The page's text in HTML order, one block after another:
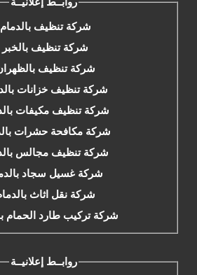
شركة تنظيف بالدمام
شركة تنظيف بالخبر
شركة تنظيف
شركة تنظيف خزانات
شركة تنظيف مكيفات
شركة مكافحة حشرات
شركة تنظيف مجالس
شركة غسيل سجاد
شركة نقل اثاث
شركة تركيب طارد الحمام
روابــط إعلانيــة